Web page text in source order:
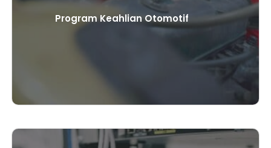
Program Keahlian Otomotif